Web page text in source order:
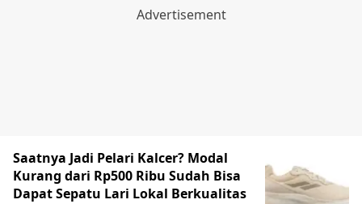
Saatnya Jadi Pelari Kalcer? Modal
Kurang dari Rp500 Ribu Sudah Bisa
Dapat Sepatu Lari Lokal Berkualitas